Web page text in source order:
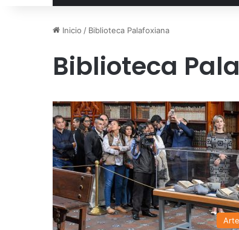
Inicio / Biblioteca Palafoxiana
Biblioteca